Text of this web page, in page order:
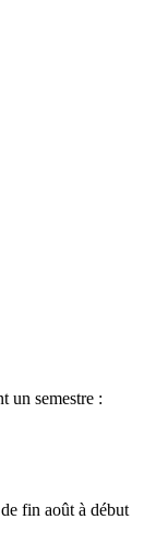
un semestre :
fin août à début